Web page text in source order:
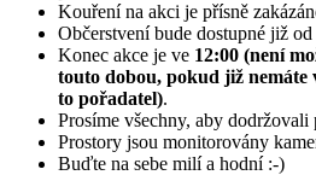
Kouření na akci je přísně
Občerstvení bude dostupné již od
Konec akce je ve 12:00 (není
touto dobou, pokud již nemáte
to pořadatel).
Prosíme všechny, aby dodržovali
Prostory jsou monitorovány
Buďte na sebe milí a hodní :-)